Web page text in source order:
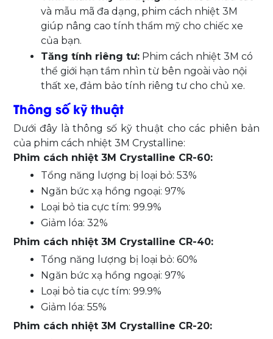
và mẫu mã đa dạng, phim cách nhiệt 3M
giúp nâng cao tính thẩm mỹ cho chiếc xe
của bạn.
Tăng tính riêng tư: Phim cách nhiệt 3M có
thể giới hạn tầm nhìn từ bên ngoài vào nội
thất xe, đảm bảo tính riêng tư cho chủ xe.
Thông số kỹ thuật
Dưới đây là thông số kỹ thuật cho các phiên bản
của phim cách nhiệt 3M Crystalline:
Phim cách nhiệt 3M Crystalline CR-60:
Tổng năng lượng bị loại bỏ: 53%
Ngăn bức xạ hồng ngoại: 97%
Loại bỏ tia cực tím: 99.9%
Giảm lóa: 32%
Phim cách nhiệt 3M Crystalline CR-40:
Tổng năng lượng bị loại bỏ: 60%
Ngăn bức xạ hồng ngoại: 97%
Loại bỏ tia cực tím: 99.9%
Giảm lóa: 55%
Phim cách nhiệt 3M Crystalline CR-20: